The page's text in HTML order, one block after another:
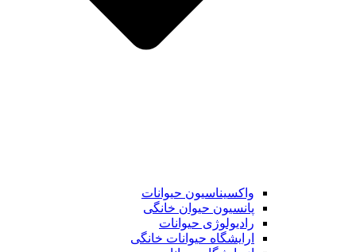
واکسیناسیون حیوانات
پانسیون حیوان خانگی
رادیولوژی حیوانات
ارایشگاه حیوانات خانگی